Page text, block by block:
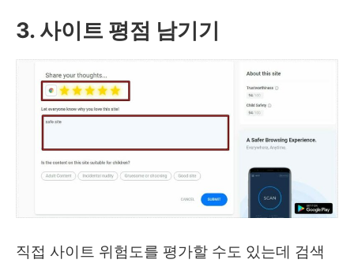
3. 사이트 평점 남기기
직접 사이트 위험도를 평가할 수도 있는데 검색